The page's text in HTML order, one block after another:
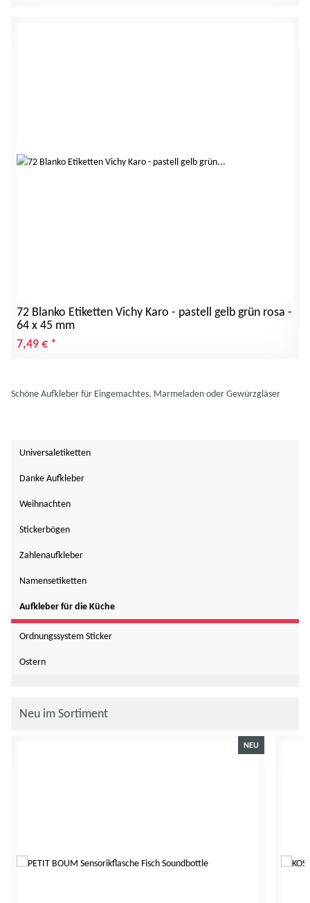
72 Blanko Etiketten Vichy Karo - pastell gelb grün rosa -
64 x 45 mm
7,49 € *
Schöne Aufkleber für Eingemachtes, Marmeladen oder Gewürzgläser
Universaletiketten
Danke Aufkleber
Weihnachten
Stickerbögen
Zahlenaufkleber
Namensetiketten
Aufkleber für die Küche
Ordnungssystem Sticker
Ostern
Neu im Sortiment
NEU